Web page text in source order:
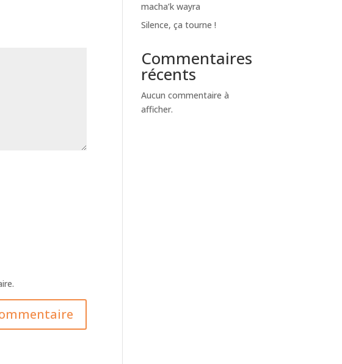
macha’k wayra
Silence, ça tourne !
Commentaires
récents
Aucun commentaire à
afficher.